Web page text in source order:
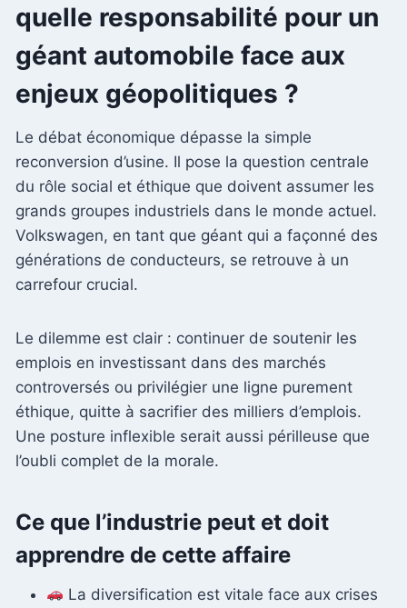
quelle responsabilité pour un
géant automobile face aux
enjeux géopolitiques ?
Le débat économique dépasse la simple
reconversion d’usine. Il pose la question centrale
du rôle social et éthique que doivent assumer les
grands groupes industriels dans le monde actuel.
Volkswagen, en tant que géant qui a façonné des
générations de conducteurs, se retrouve à un
carrefour crucial.
Le dilemme est clair : continuer de soutenir les
emplois en investissant dans des marchés
controversés ou privilégier une ligne purement
éthique, quitte à sacrifier des milliers d’emplois.
Une posture inflexible serait aussi périlleuse que
l’oubli complet de la morale.
Ce que l’industrie peut et doit
apprendre de cette affaire
La diversification est vitale face aux crises